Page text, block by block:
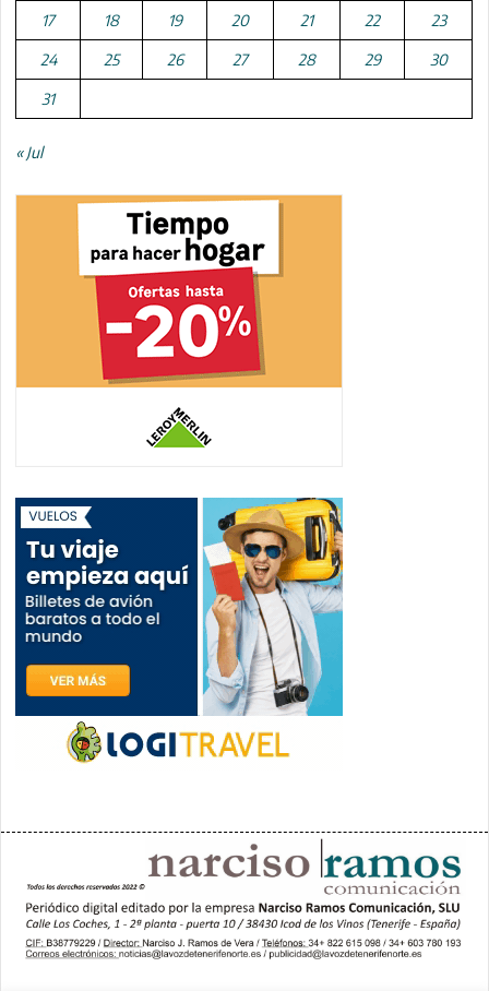
17 18 19 20 21 22 23
24 25 26 27 28 29 30
31
« Jul